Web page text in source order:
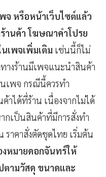
จ หรือหน้าเว็บไซต์แล้ว
านค้า โฆษณาคำโปรย
เพจเพิ่มเติม เช่นนี้ก็ไม่
างร้านมีเพจแนะนำสินค้า
นเพจ กรณีนี้ควรทำ
าได้ที่ร้าน เนื่องจากไม่ได้
กเป็นสินค้าที่มีการสั่งทำ
ราคาสั่งตัดชุดไทย เริ่มต้น
งหมายดอกจันทร์ให้
ตามวัสดุ ขนาดและ